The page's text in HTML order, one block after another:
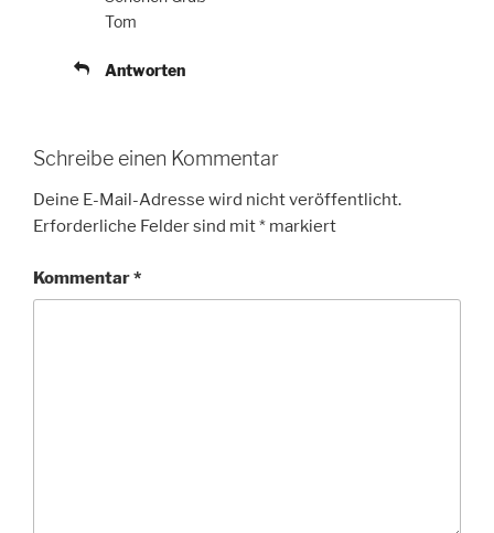
Tom
Antworten
Schreibe einen Kommentar
Deine E-Mail-Adresse wird nicht veröffentlicht.
Erforderliche Felder sind mit* markiert
Kommentar*